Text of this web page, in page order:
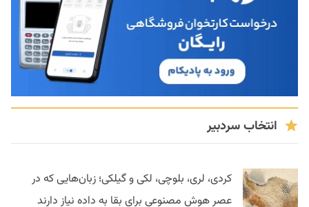
انتخاب سردبیر
کردی، لری، بلوچی، لکی و گیلکی؛ زبان‌هایی که در
عصر هوش مصنوعی برای بقا به داده نیاز دارند